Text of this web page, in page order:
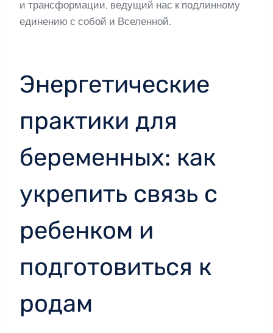
и трансформации, ведущий нас к подлинному
единению с собой и Вселенной.
Энергетические
практики для
беременных: как
укрепить связь с
ребенком и
подготовиться к
родам